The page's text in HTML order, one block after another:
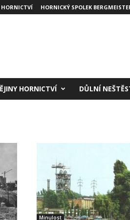
HORNICTVÍ HORNICKÝ SPOLEK
HORNICTVÍ DŮLNÍ
Minulost